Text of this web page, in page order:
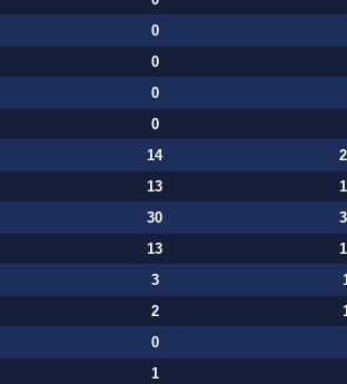
0
0
0
0
14
13
30
13
3
2
0
1